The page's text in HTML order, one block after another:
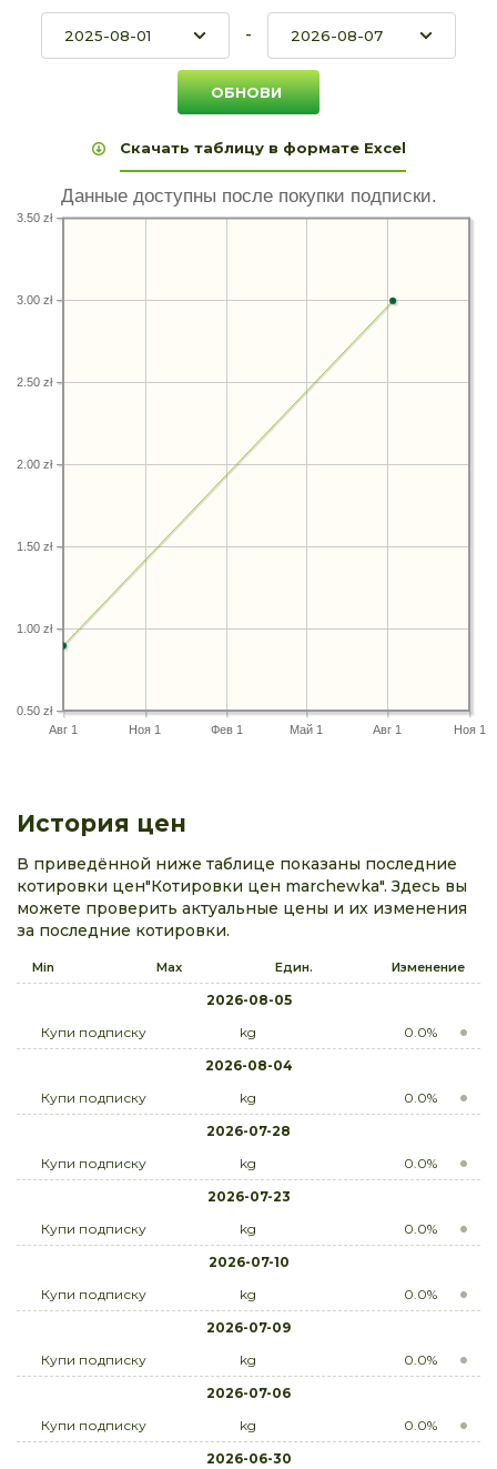
-
Скачать таблицу в формате Excel
Данные доступны после покупки подписки.
Авг 1 Ноя 1 Фев 1 Май 1 Авг 1 Ноя 1
0.50 zł
1.00 zł
1.50 zł
2.00 zł
2.50 zł
3.00 zł
3.50 zł
История цен
В приведённой ниже таблице показаны последние
котировки цен"Котировки цен marchewka". Здесь вы
можете проверить актуальные цены и их изменения
за последние котировки.
Min Max Един. Изменение
2026-08-05
Купи подписку
kg
0.0%
2026-08-04
Купи подписку
kg
0.0%
2026-07-28
Купи подписку
kg
0.0%
2026-07-23
Купи подписку
kg
0.0%
2026-07-10
Купи подписку
kg
0.0%
2026-07-09
Купи подписку
kg
0.0%
2026-07-06
Купи подписку
kg
0.0%
2026-06-30